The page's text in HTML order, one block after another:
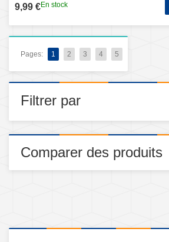
9,99 €En stock
Pages: 1 2 3 4 5
Filtrer par
Comparer des produits